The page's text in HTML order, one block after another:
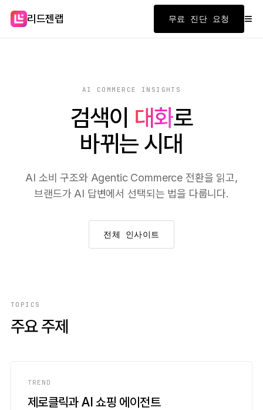
리드젠랩 무료 진단 요청 ≡
AI COMMERCE INSIGHTS
검색이 대화로
바뀌는 시대
AI 소비 구조와 Agentic Commerce 전환을 읽고,
브랜드가 AI 답변에서 선택되는 법을 다룹니다.
전체 인사이트
TOPICS
주요 주제
TREND
제로클릭과 AI 쇼핑 에이전트